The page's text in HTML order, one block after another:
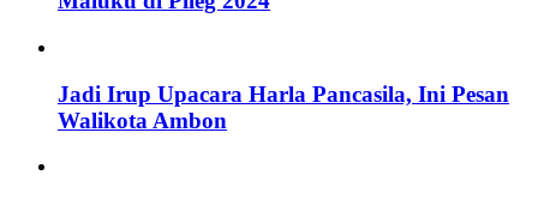
Jadi Irup Upacara Harla Pancasila, Ini Pesan
Walikota Ambon